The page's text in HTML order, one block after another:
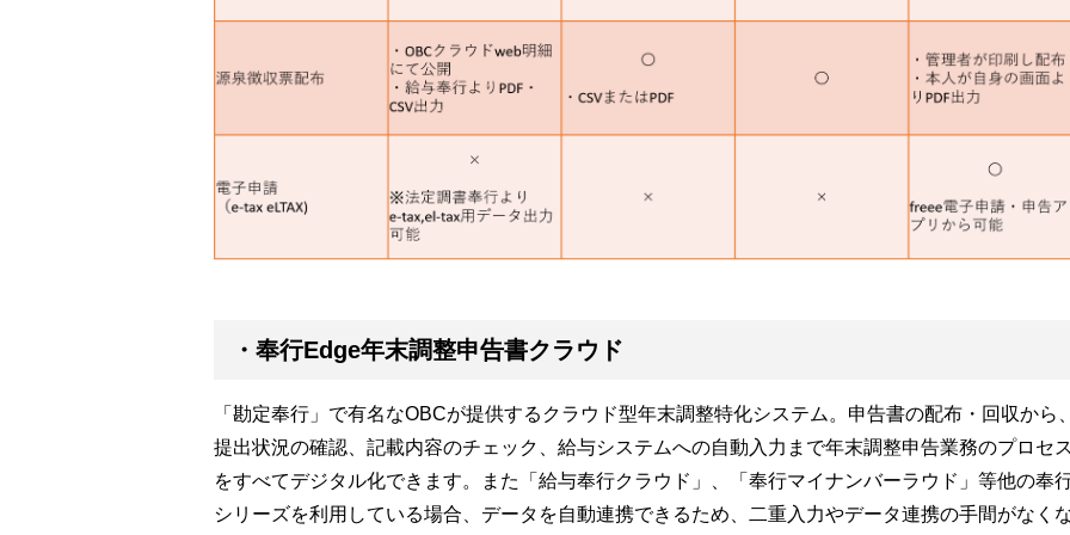
・奉行Edge年末調整申告書クラウド
「勘定奉行」で有名なOBCが提供するクラウド型年末調整特化システム。申告書の配布・回収から、
提出状況の確認、記載内容のチェック、給与システムへの自動入力まで年末調整申告業務のプロセス
をすべてデジタル化できます。また「給与奉行クラウド」、「奉行マイナンバーラウド」等他の奉
シリーズを利用している場合、データを自動連携できるため、二重入力やデータ連携の手間がなく